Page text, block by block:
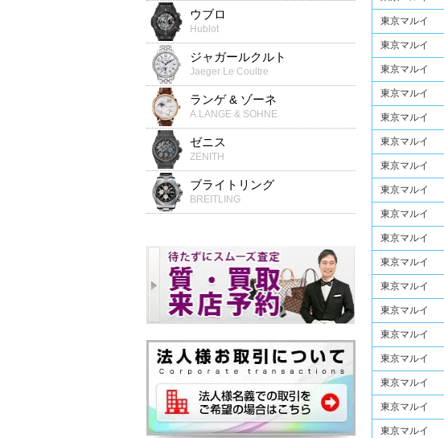
東京マルイ
東京マルイ
東京マルイ
東京マルイ
東京マルイ
東京マルイ
東京マルイ
東京マルイ
東京マルイ
東京マルイ
東京マルイ
東京マルイ
東京マルイ
東京マルイ
東京マルイ
東京マルイ
東京マルイ
東京マルイ
ウブロ
Hublot
ジャガールクルト
Jaeger Le Coultre
ランゲ & ゾーネ
A.LANGE & SOHNE
ゼニス
ZENITH
ブライトリング
BREITLING